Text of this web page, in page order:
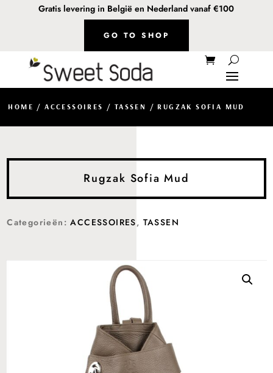
Gratis levering in België en Nederland vanaf €100
GO TO SHOP
HOME /ACCESSOIRES / TASSEN / RUGZAK SOFIA MUD
Rugzak Sofia Mud
Categorieën:ACCESSOIRES, TASSEN